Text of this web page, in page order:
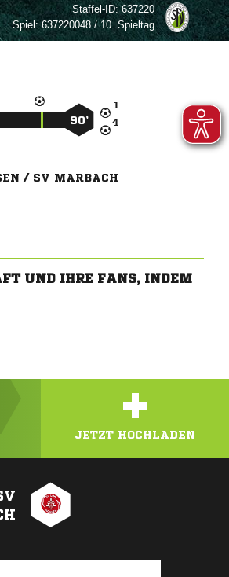
Staffel-ID:637220
Spiel:637220048 / 10. Spieltag


90’
/ SV MARBACH
UND IHRE FANS, INDEM
+
JETZT HOCHLADEN